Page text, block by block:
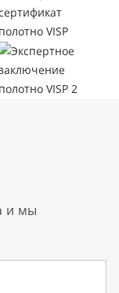
и мы